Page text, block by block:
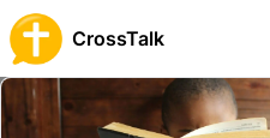
CrossTalk
Inicio